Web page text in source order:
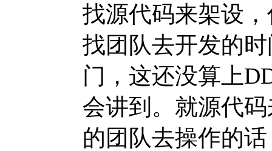
找源代码来架设
找团队去开发的
门，这还没算上
会讲到。就源代
的团队去操作的